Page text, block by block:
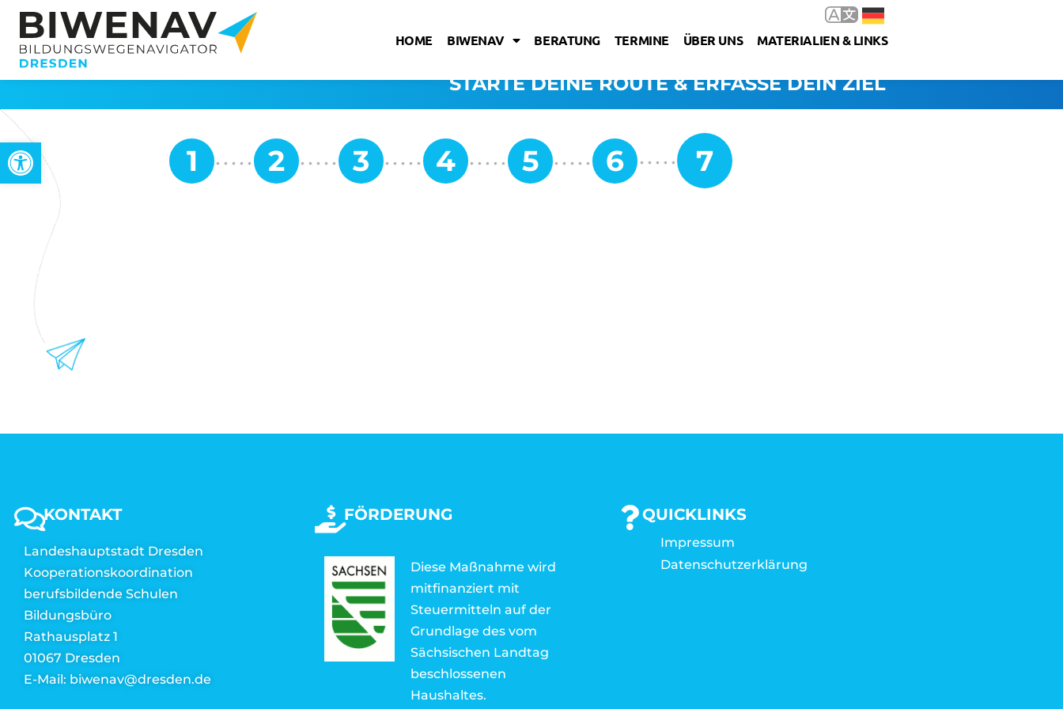
Werkzeugleiste öffnen
HOME BIWENAV BERATUNG TERMINE ÜBER UNS MATERIALIEN & LINKS
STARTE DEINE ROUTE & ERFASSE DEIN ZIEL
KONTAKT
Landeshauptstadt Dresden
Kooperationskoordination
berufsbildende Schulen
Bildungsbüro
Rathausplatz 1
01067 Dresden
E-Mail: biwenav@dresden.de
FÖRDERUNG
Diese Maßnahme wird
mitfinanziert mit
Steuermitteln auf der
Grundlage des vom
Sächsischen Landtag
beschlossenen
Haushaltes.
QUICKLINKS
Impressum
Datenschutzerklärung